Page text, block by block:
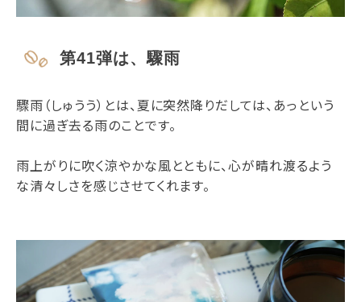
第41弾は、驟雨
驟雨（しゅうう）とは、夏に突然降りだしては、あっという
間に過ぎ去る雨のことです。
雨上がりに吹く涼やかな風とともに、心が晴れ渡るよう
な清々しさを感じさせてくれます。